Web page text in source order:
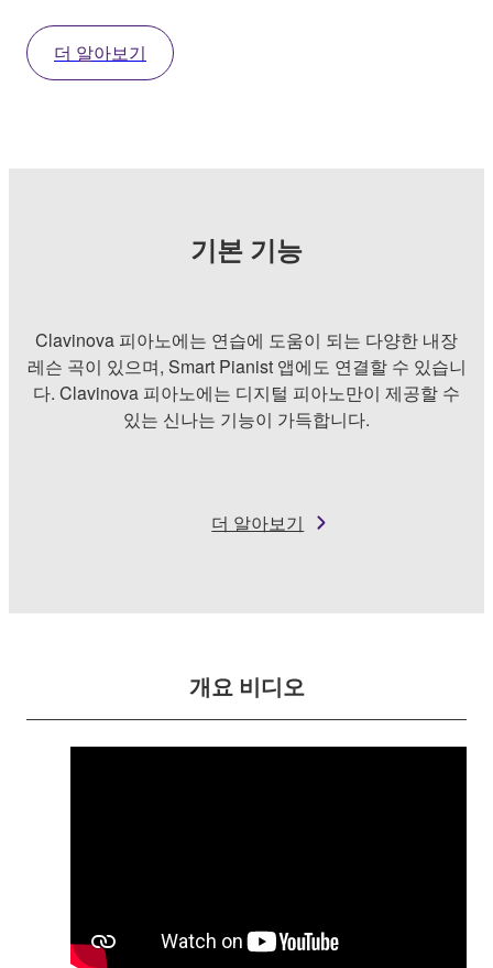
더 알아보기
기본 기능
Clavinova 피아노에는 연습에 도움이 되는 다양한 내장
레슨 곡이 있으며, Smart Pianist 앱에도 연결할 수 있습니
다. Clavinova 피아노에는 디지털 피아노만이 제공할 수
있는 신나는 기능이 가득합니다.
더 알아보기
개요 비디오